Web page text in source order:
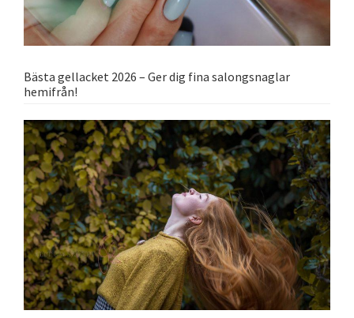
Bästa gellacket 2026 – Ger dig fina salongsnaglar
hemifrån!